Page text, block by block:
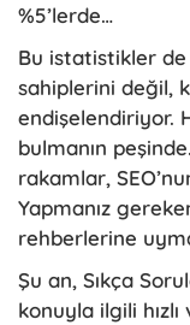
%5’lerde…
Bu istatistikler
sahiplerini değil,
endişelendiriyor.
bulmanın
rakamlar,
Yapmanız
rehberlerine
Şu an, Sıkça
konuyla ilgili